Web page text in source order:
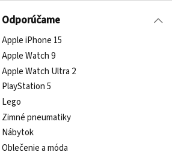
Odporúčame
Apple iPhone 15
Apple Watch 9
Apple Watch Ultra 2
PlayStation 5
Lego
Zimné pneumatiky
Nábytok
Oblečenie a móda